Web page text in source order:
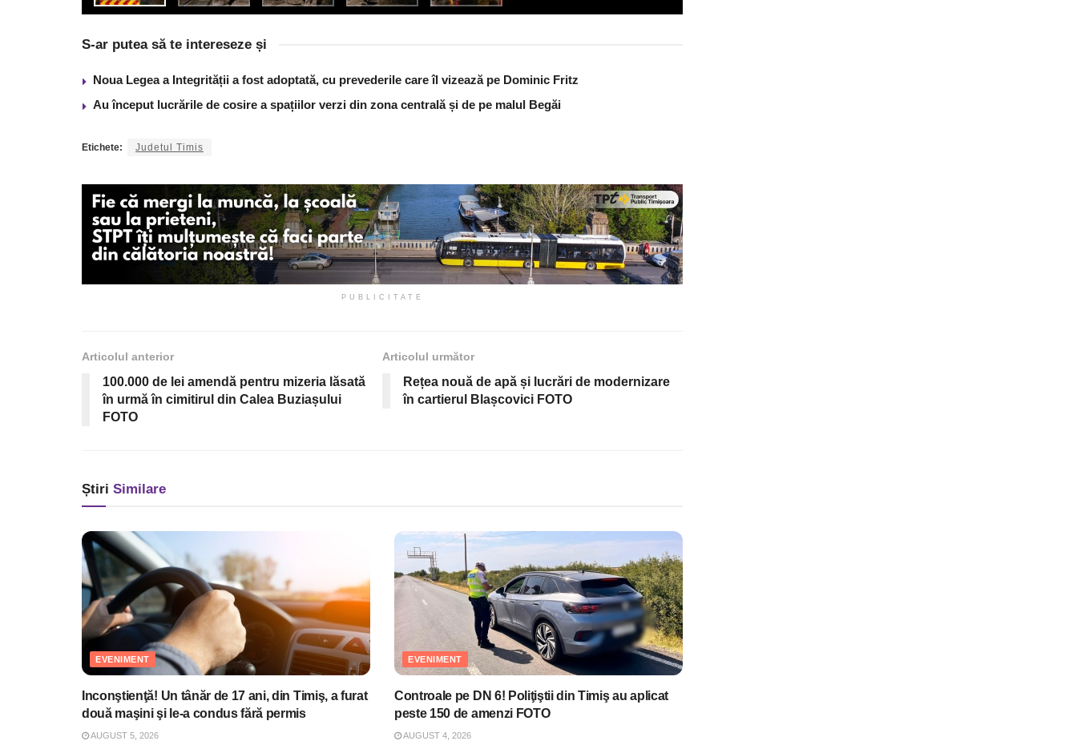
S-ar putea să te intereseze și
Noua Legea a Integrității a fost adoptată, cu prevederile care îl vizează pe Dominic Fritz
Au început lucrările de cosire a spațiilor verzi din zona centrală și de pe malul Begăi
Etichete: Judetul Timis
PUBLICITATE
Articolul anterior
100.000 de lei amendă pentru mizeria lăsată
în urmă în cimitirul din Calea Buziașului
FOTO
Articolul următor
Rețea nouă de apă și lucrări de modernizare
în cartierul Blașcovici FOTO
Știri Similare
EVENIMENT
Inconştienţă! Un tânăr de 17 ani, din Timiş, a furat
două maşini şi le-a condus fără permis
AUGUST 5, 2026
EVENIMENT
Controale pe DN 6! Poliţiştii din Timiş au aplicat
peste 150 de amenzi FOTO
AUGUST 4, 2026